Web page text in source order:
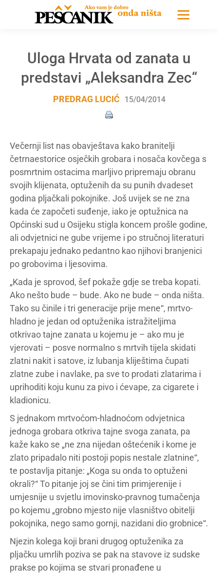
Uloga Hrvata od zanata u
predstavi „Aleksandra Zec“
PREDRAG LUCIĆ 15/04/2014
Večernji list nas obavještava kako branitelji
četrnaestorice osječkih grobara i nosača kovčega s
posmrtnim ostacima marljivo pripremaju obranu
svojih klijenata, optuženih da su punih dvadeset
godina pljačkali pokojnike. Još uvijek se ne zna
kada će započeti suđenje, iako je optužnica na
Općinski sud u Osijeku stigla koncem prošle godine,
ali odvjetnici ne gube vrijeme i po stručnoj literaturi
prekapaju jednako pedantno kao njihovi branjenici
po grobovima i ljesovima.
„Kada je sprovod, šef pokaže gdje se treba kopati.
Ako nešto bude – bude. Ako ne bude – onda ništa.
Tako su činile i tri generacije prije mene“, mrtvo-
hladno je jedan od optuženika istražiteljima
otkrivao tajne zanata u kojemu je – ako mu je
vjerovati – posve normalno s mrtvih tijela skidati
zlatni nakit i satove, iz lubanja kliještima čupati
zlatne zube i navlake, pa sve to prodati zlatarima i
uprihoditi koju kunu za pivo i ćevape, za cigarete i
kladionicu.
S jednakom mrtvoćom-hladnoćom odvjetnica
jednoga grobara otkriva tajne svoga zanata, pa
kaže kako se „ne zna nijedan oštećenik i kome je
zlato pripadalo niti postoji popis nestale zlatnine“,
te postavlja pitanje: „Koga su onda to optuženi
okrali?“ To pitanje joj se čini tim primjerenije i
umjesnije u svjetlu imovinsko-pravnog tumačenja
po kojemu „grobno mjesto nije vlasništvo obitelji
pokojnika, nego samo gornji, nazidani dio grobnice“.
Njezin kolega koji brani drugog optuženika za
pljačku umrlih poziva se pak na stavove iz sudske
prakse po kojima se stvari pronađene u